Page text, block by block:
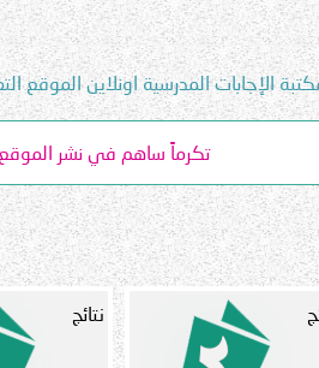
الإجابات المدرسية اونلاين الموقع
تكرماً ساهم في نشر
نتائج